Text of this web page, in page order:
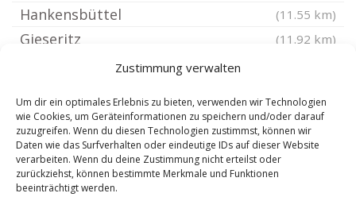
Zustimmung verwalten
Um dir ein optimales Erlebnis zu bieten, verwenden wir Technologien
wie Cookies, um Geräteinformationen zu speichern und/oder darauf
zuzugreifen. Wenn du diesen Technologien zustimmst, können wir
Daten wie das Surfverhalten oder eindeutige IDs auf dieser Website
verarbeiten. Wenn du deine Zustimmung nicht erteilst oder
zurückziehst, können bestimmte Merkmale und Funktionen
beeinträchtigt werden.
Hankensbüttel (11.55 km)
Gieseritz (11.92 km)
Bornsen bei Salzwedel
Suderburg (12.72 km)
Waddeweitz (12.87 km)
Mehmke (12.89 km)
Jübar